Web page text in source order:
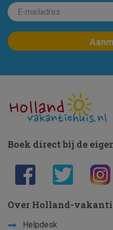
Boek direct bij de
Over Holland-
Helpdesk